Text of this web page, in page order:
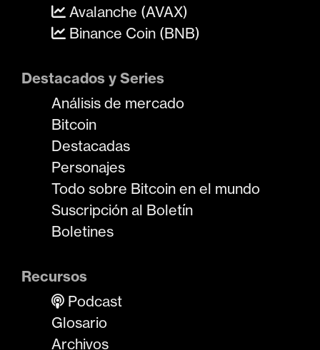
Avalanche (AVAX)
Binance Coin (BNB)
Destacados y Series
Análisis de mercado
Bitcoin
Destacadas
Personajes
Todo sobre Bitcoin en el mundo
Suscripción al Boletín
Boletines
Recursos
Podcast
Glosario
Archivos